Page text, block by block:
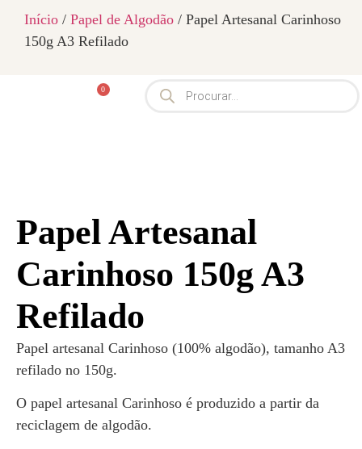
0
Início / Papel de Algodão / Papel Artesanal Carinhoso
150g A3 Refilado
Papel Artesanal
Carinhoso 150g A3
Refilado
Papel artesanal Carinhoso (100% algodão), tamanho A3
refilado no 150g.
O papel artesanal Carinhoso é produzido a partir da
reciclagem de algodão.